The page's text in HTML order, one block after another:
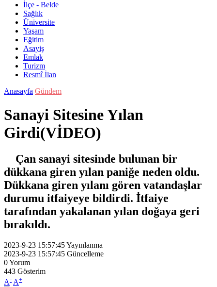
İlçe - Belde
Sağlık
Üniversite
Yaşam
Eğitim
Asayiş
Emlak
Turizm
Resmî İlan
Anasayfa Gündem
Sanayi Sitesine Yılan
Girdi(VİDEO)
Çan sanayi sitesinde bulunan bir
dükkana giren yılan paniğe neden oldu.
Dükkana giren yılanı gören vatandaşlar
durumu itfaiyeye bildirdi. İtfaiye
tarafından yakalanan yılan doğaya geri
bırakıldı.
2023-9-23 15:57:45Yayınlanma
2023-9-23 15:57:45 Güncelleme
0Yorum
443 Gösterim
A- A+